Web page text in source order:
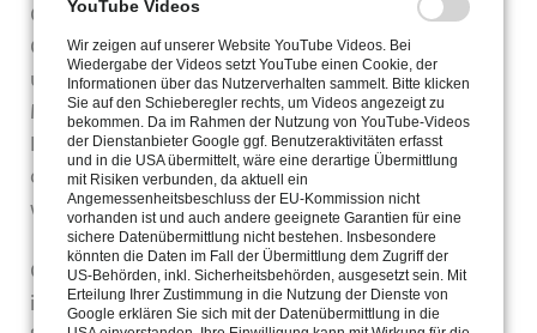
Gutes Leben bedeutet auch Akzeptanz,
Gleichberechtigung und Teilhabe – für jeden von
uns und vor allem auch für die über 1400
Menschen mit Behinderungen, psychischen
Erkrankungen oder sozialen Beeinträchtigungen,
die im Christophoruswerk Erfurt leben, lernen,
wohnen und arbeiten.
Gemeinsam mit 500 Mitarbeitenden gestalten sie
ihren Alltag an mehr als 25 verschiedenen
YouTube Videos
Wir zeigen auf unserer Website YouTube Videos. Bei
Wiedergabe der Videos setzt YouTube einen Cookie, der
Informationen über das Nutzerverhalten sammelt. Bitte klicken
Sie auf den Schieberegler rechts, um Videos angezeigt zu
bekommen. Da im Rahmen der Nutzung von YouTube-Videos
der Dienstanbieter Google ggf. Benutzeraktivitäten erfasst
und in die USA übermittelt, wäre eine derartige Übermittlung
mit Risiken verbunden, da aktuell ein
Angemessenheitsbeschluss der EU-Kommission nicht
vorhanden ist und auch andere geeignete Garantien für eine
sichere Datenübermittlung nicht bestehen. Insbesondere
könnten die Daten im Fall der Übermittlung dem Zugriff der
US-Behörden, inkl. Sicherheitsbehörden, ausgesetzt sein. Mit
Erteilung Ihrer Zustimmung in die Nutzung der Dienste von
Google erklären Sie sich mit der Datenübermittlung in die